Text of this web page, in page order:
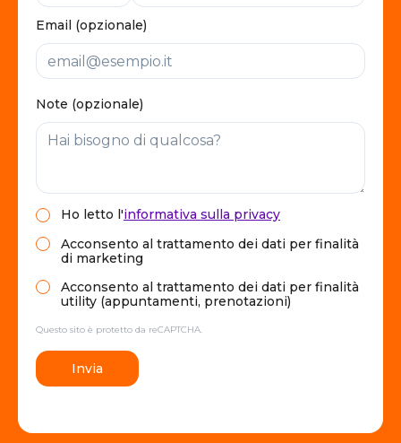
Email (opzionale)
Note (opzionale)
Ho letto l'informativa sulla privacy
Acconsento al trattamento dei dati per finalità
di marketing
Acconsento al trattamento dei dati per finalità
utility (appuntamenti, prenotazioni)
Questo sito è protetto da reCAPTCHA.
Invia